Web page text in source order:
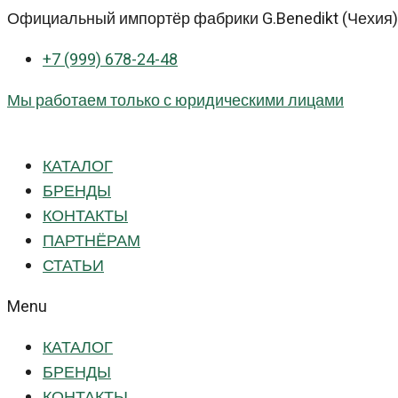
Перейти
контенту
Официальный импортёр фабрики G.Benedikt
+7 (999) 678-24-48
Мы работаем только с юридическими лицами
КАТАЛОГ
БРЕНДЫ
КОНТАКТЫ
ПАРТНЁРАМ
СТАТЬИ
Menu
КАТАЛОГ
БРЕНДЫ